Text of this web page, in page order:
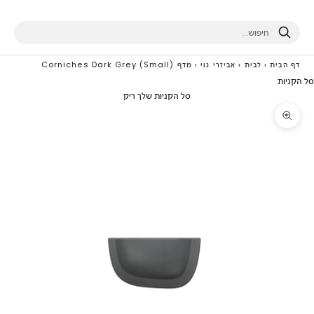
חיפוש
דף הבית › לבית › אביזרי נוי › מדף Corniches Dark Grey (Small)
סל הקניות
סל הקניות שלך ריק
תקריב